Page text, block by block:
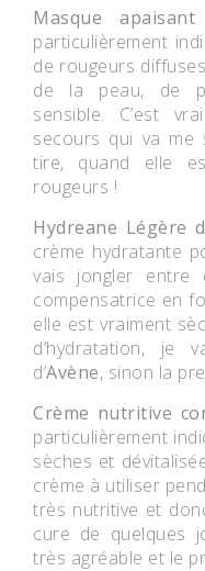
Masque
particulièrement
de rougeurs
de la peau, de
sensible. C’est
secours qui va me
tire, quand elle
rougeurs !
Hydreane Légère
crème hydratante
vais jongler entre
compensatrice en
elle est vraiment
d’hydratation, je
d’Avène, sinon la
Crème nutritive
particulièrement
sèches et
crème à utiliser
très nutritive et
cure de quelques
très agréable et le